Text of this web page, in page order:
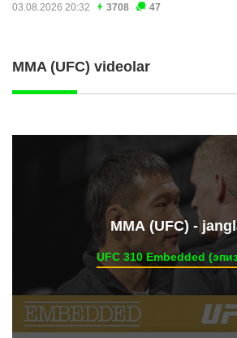
03.08.2026 20:32 3708 47
MMA (UFC) videolar
ММА (UFC) -
UFC 310 Embedded